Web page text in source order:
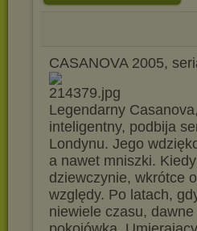
CASANOVA 2005,
Legendarny
inteligentny, podbija
Londynu. Jego
a nawet mniszki.
dziewczynie, wkrótce
względy. Po latach,
niewiele czasu,